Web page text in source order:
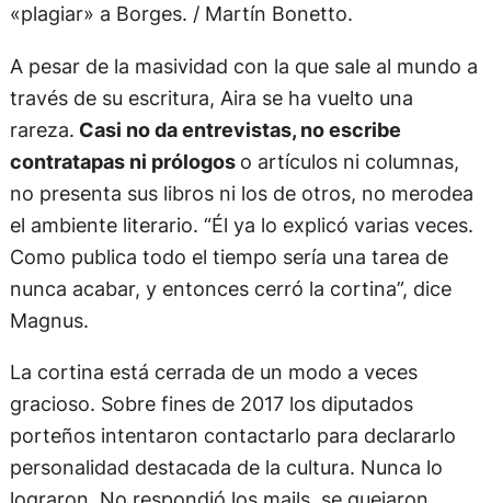
«plagiar» a Borges. / Martín Bonetto.
A pesar de la masividad con la que sale al mundo a
través de su escritura, Aira se ha vuelto una
rareza. Casi no da entrevistas, no escribe
contratapas ni prólogos o artículos ni columnas,
no presenta sus libros ni los de otros, no merodea
el ambiente literario. “Él ya lo explicó varias veces.
Como publica todo el tiempo sería una tarea de
nunca acabar, y entonces cerró la cortina”, dice
Magnus.
La cortina está cerrada de un modo a veces
gracioso. Sobre fines de 2017 los diputados
porteños intentaron contactarlo para declararlo
personalidad destacada de la cultura. Nunca lo